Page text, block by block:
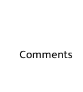
Comments